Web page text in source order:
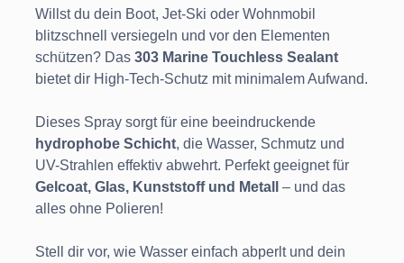
Willst du dein Boot, Jet-Ski oder Wohnmobil
blitzschnell versiegeln und vor den Elementen
schützen? Das 303 Marine Touchless Sealant
bietet dir High-Tech-Schutz mit minimalem Aufwand.
Dieses Spray sorgt für eine beeindruckende
hydrophobe Schicht, die Wasser, Schmutz und
UV-Strahlen effektiv abwehrt. Perfekt geeignet für
Gelcoat, Glas, Kunststoff und Metall
– und das
alles ohne Polieren!
Stell dir vor, wie Wasser einfach abperlt und dein